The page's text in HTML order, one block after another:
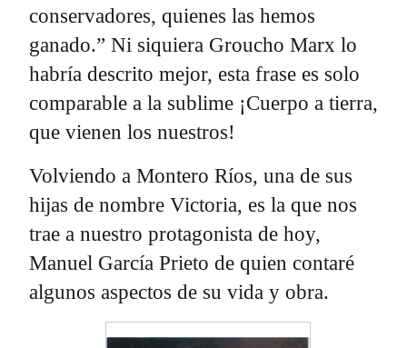
conservadores, quienes las hemos
ganado.” Ni siquiera Groucho Marx lo
habría descrito mejor, esta frase es solo
comparable a la sublime ¡Cuerpo a tierra,
que vienen los nuestros!
Volviendo a Montero Ríos, una de sus
hijas de nombre Victoria, es la que nos
trae a nuestro protagonista de hoy,
Manuel García Prieto de quien contaré
algunos aspectos de su vida y obra.